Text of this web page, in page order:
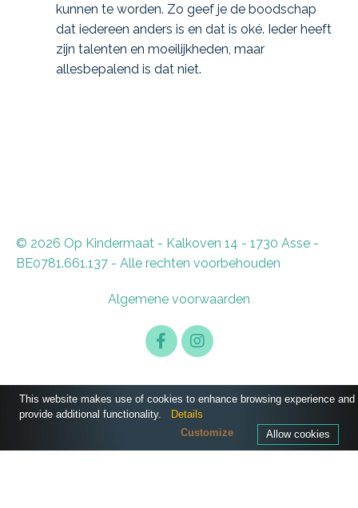
kunnen te worden. Zo geef je de boodschap
dat iedereen anders is en dat is oké. Ieder heeft
zijn talenten en moeilijkheden, maar
allesbepalend is dat niet.
© 2026 Op Kindermaat - Kalkoven 14 - 1730 Asse -
BE0781.661.137 - Alle rechten voorbehouden
Algemene voorwaarden
This website makes use of cookies to enhance browsing experience and
provide additional functionality.
Details
Allow cookies
Customize